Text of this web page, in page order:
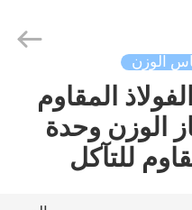
الوزن
المقاوم
الوزن وحدة
للتآكل